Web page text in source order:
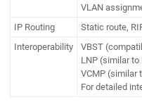
VLAN
IP Routing
Static route,
Interoperability
VBST
LNP (similar to
VCMP (similar
For detailed